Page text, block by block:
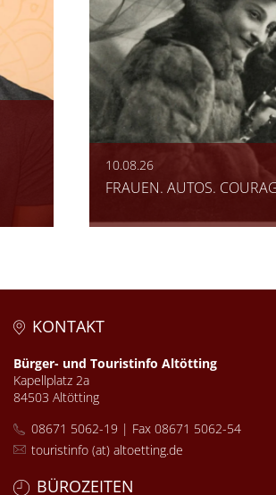
10.08.26
FRAUEN. AUTOS.
KONTAKT
Bürger- und Touristinfo Altötting
Kapellplatz 2a
84503 Altötting
08671 5062-19 | Fax 08671 5062-54
touristinfo (at) altoetting.de
BÜROZEITEN